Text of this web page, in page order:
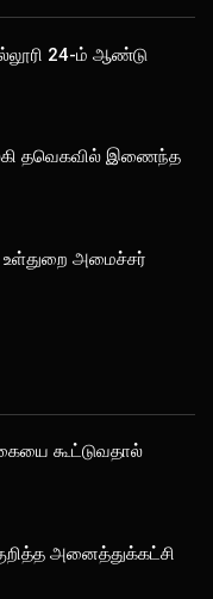
24-ம் ஆண்டு
தவெகவில் இணைந்த
உள்துறை அமைச்சர்
கூட்டுவதால்
அனைத்துக்கட்சி